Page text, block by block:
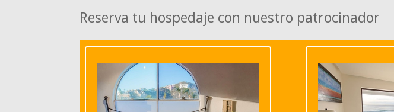
Reserva tu hospedaje con nuestro patrocinador